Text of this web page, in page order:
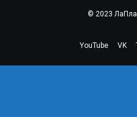
© 2023
YouTube VK